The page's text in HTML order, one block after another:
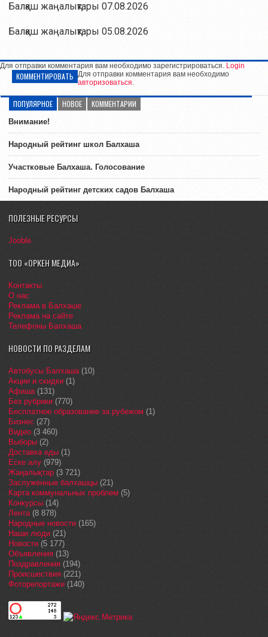
Балқаш жаңалықтары 07.08.2026
Балқаш жаңалықтары 05.08.2026
Для отправки комментария вам необходимо зарегистрироваться. Login
КОММЕНТИРОВАТЬ Для отправки комментария вам необходимо
авторизоваться.
ПОПУЛЯРНОЕ НОВОЕ КОММЕНТАРИИ
Внимание!
Народный рейтинг школ Балхаша
Участковые Балхаша. Голосование
Народный рейтинг детских садов Балхаша
ПОЛЕЗНЫЕ РЕСУРСЫ
Jooble
ТОО «ОРКЕН МЕДИА»
Контакты
О нас
Реклама в Балхаше
Реклама на сайте
Телефоны Балхаша
НОВОСТИ ПО РАЗДЕЛАМ
Автобусы Балхаша(10)
Акции и скидки (1)
Афиша(131)
Без рубрики (770)
Бесплатное образование за рубежом (1)
Бизнес (27)
Видео (3 460)
Выборы (2)
Доставка еды (1)
Еске алу (979)
Жаңалықтар (3 721)
Заслуженные балхашцы (21)
Карта коммунальных проблем (5)
Конкурсы (14)
Лента(8 878)
Народные новости (165)
Наши люди (21)
Новости (5 177)
Объявления (13)
Поздравления (194)
Происшествия (221)
Фоторепортажи (140)